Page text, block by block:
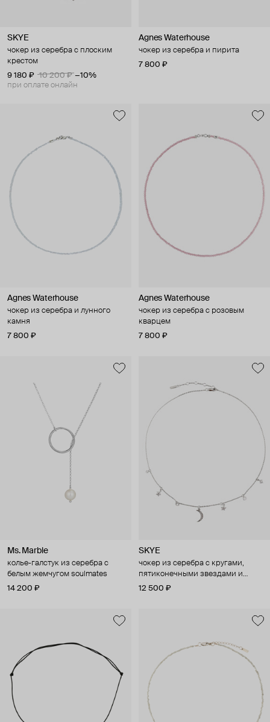
SKYE
чокер из серебра с плоским
крестом
9 180 ₽
10 200 ₽ −10%
при оплате онлайн
Agnes Waterhouse
чокер из серебра и пирита
7 800 ₽
Agnes Waterhouse
чокер из серебра и лунного
камня
7 800 ₽
Agnes Waterhouse
чокер из серебра с розовым
кварцем
7 800 ₽
Ms. Marble
колье-галстук из серебра с
белым жемчугом soulmates
14 200 ₽
SKYE
чокер из серебра с кругами,
пятиконечными звездами и
большой луной
12 500 ₽